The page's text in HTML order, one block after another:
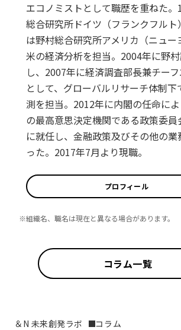
エコノミストとして職歴を重ねた
総合研究所ドイツ（フランクフルト
は野村総合研究所アメリカ（ニュー
米の経済分析を担当。2004年に野
し、2007年に経済調査部長兼チー
として、グローバルリサーチ体制
測を担当。2012年に内閣の任命に
の最高意思決定機関である政策委員
に就任し、金融政策及びその他の業
った。2017年7月より現職。
プロフィール
※組織名、職名は現在と異なる場合があります。
コラム一覧
＆N 未来創発ラボ
コラム